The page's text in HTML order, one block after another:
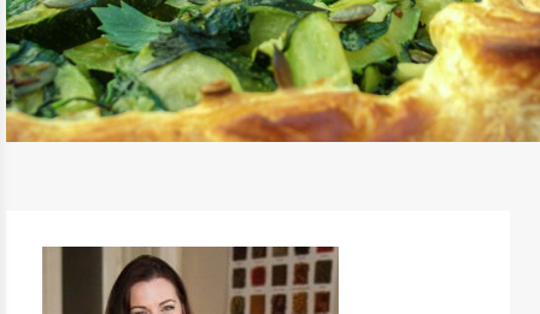
ZÖLD GALETTE